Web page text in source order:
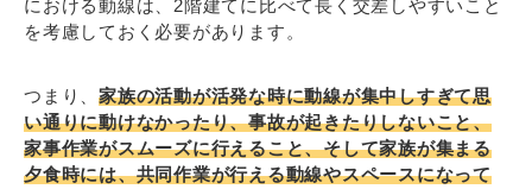
における動線は、2階建てに比べて長く交差しやすいこと
を考慮しておく必要があります。
つまり、家族の活動が活発な時に動線が集中しすぎて思
い通りに動けなかったり、事故が起きたりしないこと、
家事作業がスムーズに行えること、そして家族が集まる
夕食時には、共同作業が行える動線やスペースになって